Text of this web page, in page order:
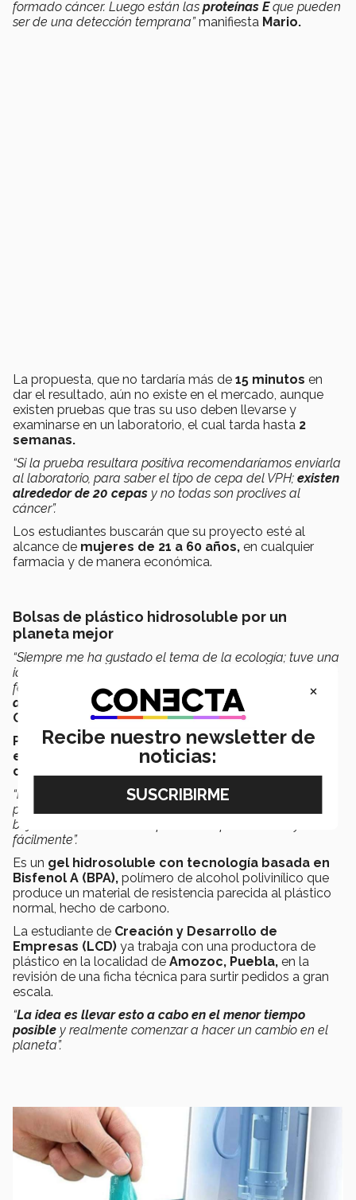
formado cáncer. Luego están las proteínas Eque pueden
ser de una detección temprana”manifiesta Mario.
La propuesta, que no tardaría más de 15 minutos en
dar el resultado, aún no existe en el mercado, aunque
existen pruebas que tras su uso deben llevarse y
examinarse en un laboratorio, el cual tarda hasta 2
semanas.
“Si la prueba resultara positiva recomendaríamos enviarla
al laboratorio, para saber el tipo de cepa del VPH; existen
alrededor de 20 cepas y no todas son proclives al
cáncer”.
Los estudiantes buscarán que su proyecto esté al
alcance de mujeres de 21 a 60 años, en cualquier
farmacia y de manera económica.
Bolsas de plástico hidrosoluble por un
planeta mejor
“Siempre me ha gustado el tema de la ecología; tuve una
idea que no pude desarrollar de vasos compostables con
fécula de maíz (…) ahora descubrí algo en lo podía
ayudar desde el lado industrial” comenta
Ortega,
ganadora del segundo lugar.
Paolaexplicó queEcovaches un diseño debolsas o
empaques hidrosolubles,un material que
deshace en agua en cuestión de minutos.
“No genera microplásticos y no es tóxico;
problemas de productos biodegradables que funcionan
bajo ciertas condiciones que hacen que no se diluyan
fácilmente”.
Es un gel hidrosoluble con tecnología basada en
Bisfenol A (BPA), polímero de alcohol polivinílico que
produce un material de resistencia parecida al plástico
normal, hecho de carbono.
La estudiante de Creación y Desarrollo de
Empresas (LCD) ya trabaja con una productora de
plástico en la localidad de Amozoc, Puebla, en la
revisión de una ficha técnica para surtir pedidos a gran
escala.
“La idea es llevar esto a cabo en el menor tiempo
posible y realmente comenzar a hacer un cambio en el
planeta”.
×
Recibe nuestro newsletter de
noticias: